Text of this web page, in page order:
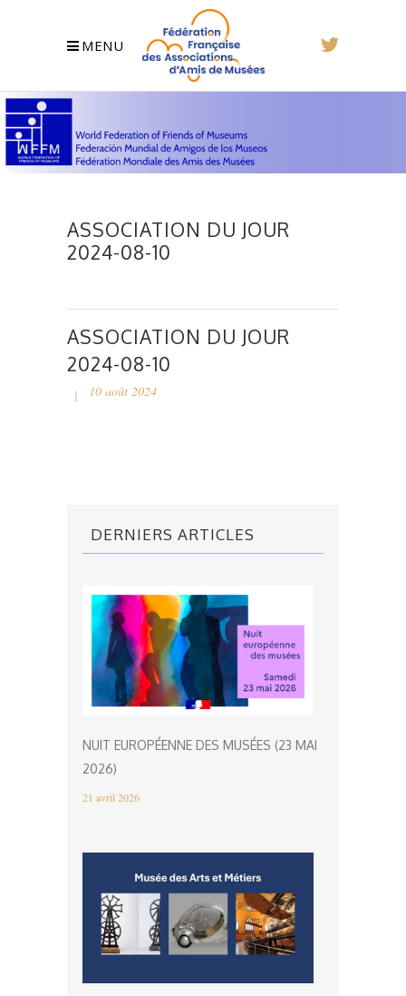
MENU
ASSOCIATION DU JOUR
2024-08-10
ASSOCIATION DU JOUR
2024-08-10
10 août 2024
DERNIERS ARTICLES
NUIT EUROPÉENNE DES MUSÉES (23 MAI
2026)
21 avril 2026